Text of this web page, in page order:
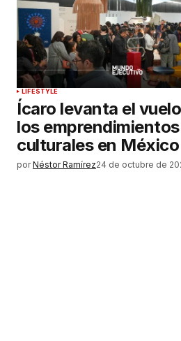
LIFESTYLE
Ícaro levanta el
los emprendimientos
culturales en México
por Néstor Ramírez24 de octubre de